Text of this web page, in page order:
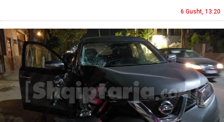
6 Gusht, 13:20